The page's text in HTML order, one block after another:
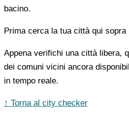
bacino.
Prima cerca la tua città qui sopra
Appena verifichi una città libera,
dei comuni vicini ancora
in tempo reale.
↑ Torna al city checker